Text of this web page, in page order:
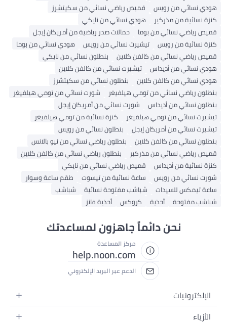
هودي نسائي من رويس
قميص رياضي نسائي من سكيتشرز
كنزة نسائية من مذركير
هودي نسائي من نايكي
قميص رياضي نسائي من بوما
حمالات صدر رياضية من أمريكان إيجل
كنزة نسائية من رويس
تيشيرت نسائي من رويس
هودي نسائي من بوما
قميص رياضي نسائي من كالفن كلاين
بنطلون نسائي من نايكي
هودي نسائي من أديداس
تيشيرت نسائي من كالفن كلاين
هودي نسائي من كالفن كلاين
بنطلون نسائي من سكيتشرز
بنطلون رياضي نسائي من تومي هيلفيغر
شورت نسائي من تومي هيلفيغر
بنطلون نسائي من أديداس
شورت نسائي من أمريكان إيجل
تيشيرت نسائي من تومي هيلفيغر
كنزة نسائية من تومي هيلفيغر
تيشيرت نسائي من أمريكان إيجل
بنطلون نسائي من رويس
بنطلون نسائي من كالفن كلاين
بنطلون رياضي نسائي من نيو بالانس
قميص رياضي نسائي من مذركير
بنطلون رياضي نسائي من كالفن كلاين
كنزة نسائية من أديداس
قميص رياضي نسائي من نايكي
شورت نسائي من رويس
ساعة نسائية من تيسوت
طقم ساعة وسوار
ساعة تيمكس للسيدات
شباشب مفتوحة نسائية
شباشب
شباشب مفتوحة
أحذية كروكس أحذية فانز
نحن دائماً جاهزون لمساعدتك
مركز المساعدة
help.noon.com
الدعم عبر البريد الإلكتروني
الإلكترونيات
الجوالات
الأزياء